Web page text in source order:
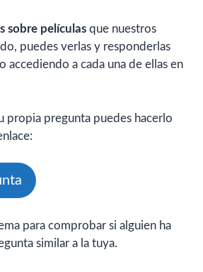
sobre películas que nuestros
puedes verlas y responderlas
accediendo a cada una de ellas en
propia pregunta puedes hacerlo
para comprobar si alguien ha
similar a la tuya.